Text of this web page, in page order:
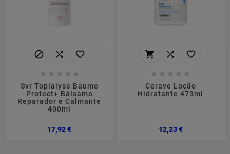
  
    
Svr Topialyse Baume
Protect+ Bálsamo
Reparador e Calmante
400ml
17,92 €Preço
  
    
Cerave Loção
Hidratante 473ml
12,23 €Preço